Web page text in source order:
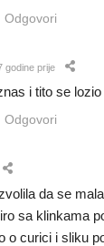
Odgovori
godine prije
i tito se
Odgovori
da se
sa klinkama
o curici i sliku